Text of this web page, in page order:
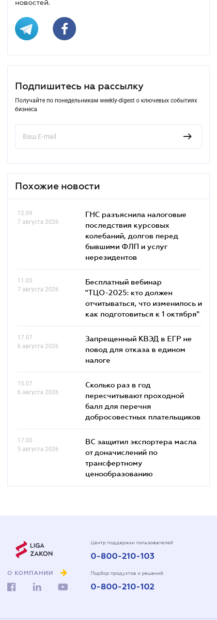
новостей.
Подпишитесь на рассылку
Получайте по понедельникам weekly-digest о ключевых событиях
бизнеса
Похожие новости
12.09
7 августа 2026
ГНС разъяснила налоговые
последствия курсовых
колебаний, долгов перед
бывшими ФЛП и услуг
нерезидентов
11.05
7 августа 2026
Бесплатный вебинар
"ТЦО-2025: кто должен
отчитываться, что изменилось и
как подготовиться к 1 октября"
17.07
6 августа 2026
Запрещенный КВЭД в ЕГР не
повод для отказа в едином
налоге
15.07
6 августа 2026
Сколько раз в год
пересчитывают проходной
балл для перечня
добросовестных плательщиков
17.00
5 августа 2026
ВС защитил экспортера масла
от доначислений по
трансфертному
ценообразованию
О КОМПАНИИ
Центр поддержки пользователей
0-800-210-103
Подбор продуктов и решений
0-800-210-102